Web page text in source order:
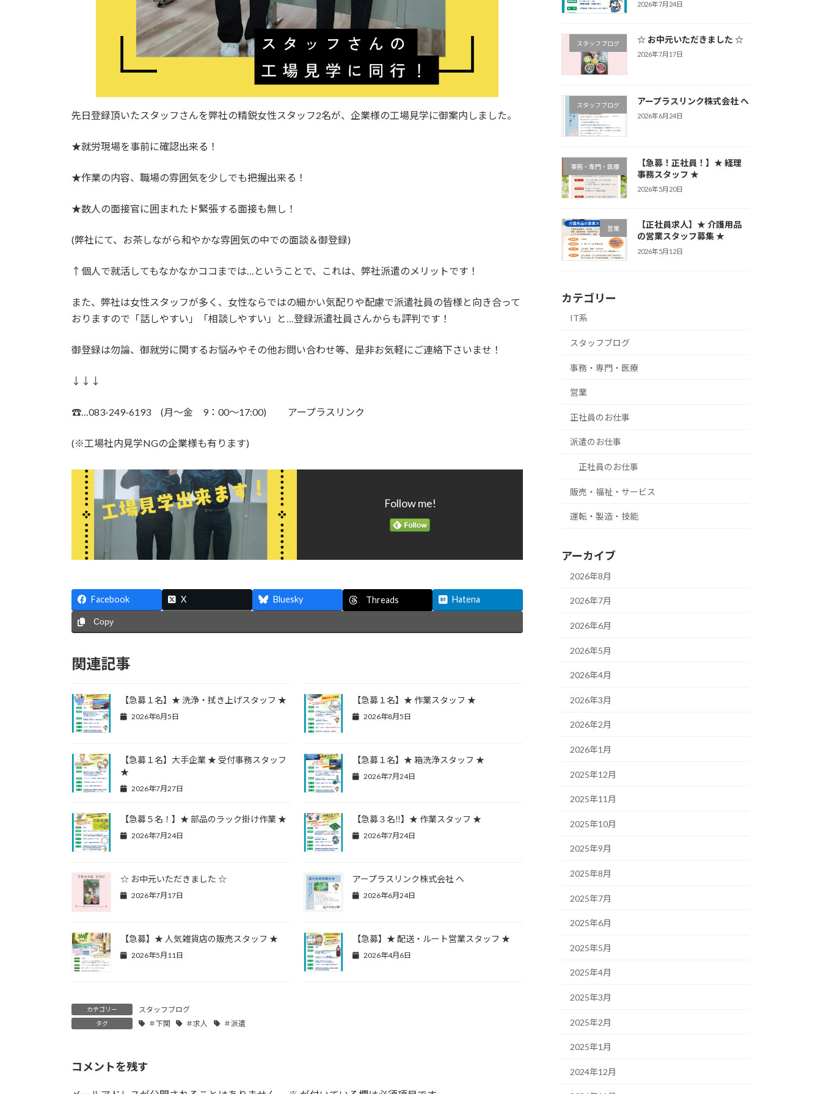
先日登録頂いたスタッフさんを弊社の精鋭女性スタッフ2名が、企業様の工場見学に御案内しました。
★就労現場を事前に確認出来る！
★作業の内容、職場の雰囲気を少しでも把握出来る！
★数人の面接官に囲まれたド緊張する面接も無し！
(弊社にて、お茶しながら和やかな雰囲気の中での面談＆御登録)
↑個人で就活してもなかなかココまでは…ということで、これは、弊社派遣のメリットです！
また、弊社は女性スタッフが多く、女性ならではの細かい気配りや配慮で派遣社員の皆様と向き合って
おりますので「話しやすい」「相談しやすい」と…登録派遣社員さんからも評判です！
御登録は勿論、御就労に関するお悩みやその他お問い合わせ等、是非お気軽にご連絡下さいませ！
↓↓↓
☎…083-249-6193 (月～金 9：00～17:00) アープラスリンク
(※工場社内見学NGの企業様も有ります)
Follow me!
Facebook X Bluesky Threads Hatena
Copy
関連記事
【急募１名】★ 洗浄・拭き上げスタッフ ★
2026年8月5日
【急募１名】★ 作業スタッフ ★
2026年8月5日
【急募１名】大手企業 ★ 受付事務スタッフ
★
2026年7月27日
【急募１名】★ 箱洗浄スタッフ ★
2026年7月24日
【急募５名！】★ 部品のラック掛け作業 ★
2026年7月24日
【急募３名‼】★ 作業スタッフ ★
2026年7月24日
☆ お中元いただきました ☆
2026年7月17日
アープラスリンク株式会社 へ
2026年6月24日
【急募】★ 人気雑貨店の販売スタッフ ★
2026年5月11日
【急募】★ 配送・ルート営業スタッフ ★
2026年4月6日
カテゴリー スタッフブログ
タグ ＃下関 ＃求人 ＃派遣
コメントを残す
2026年7月24日
スタッフブログ ☆ お中元いただきました ☆
2026年7月17日
スタッフブログ アープラスリンク株式会社 へ
2026年6月24日
事務・専門・医療
【急募！正社員！】★ 経理
事務スタッフ ★
2026年5月20日
営業
【正社員求人】★ 介護用品
の営業スタッフ募集 ★
2026年5月12日
カテゴリー
IT系
スタッフブログ
事務・専門・医療
営業
正社員のお仕事
派遣のお仕事
正社員のお仕事
販売・福祉・サービス
運転・製造・技能
アーカイブ
2026年8月
2026年7月
2026年6月
2026年5月
2026年4月
2026年3月
2026年2月
2026年1月
2025年12月
2025年11月
2025年10月
2025年9月
2025年8月
2025年7月
2025年6月
2025年5月
2025年4月
2025年3月
2025年2月
2025年1月
2024年12月